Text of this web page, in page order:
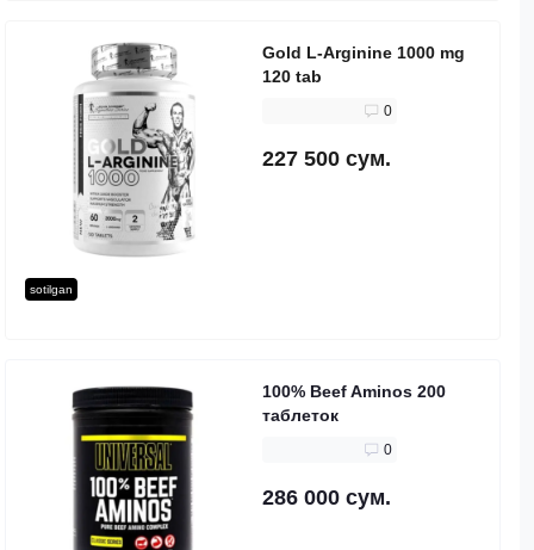
sotilgan
Gold L-Arginine 1000 mg
120 tab
0
227 500 сум.
100% Beef Aminos 200
таблеток
0
286 000 сум.